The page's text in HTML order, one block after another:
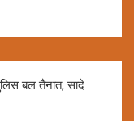
बल तैनात, सादे